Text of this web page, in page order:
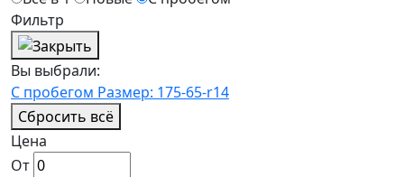
Фильтр
Вы выбрали:
С пробегом Размер: 175-65-r14
Сбросить всё
Цена
От